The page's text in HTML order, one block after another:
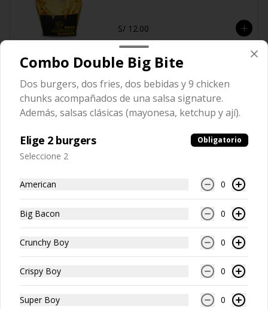
S/ 12.00
Bacon cheese fries
Papas fritas crujientes, smoked bacon,
salsa de queso 2 oz. y salsas
(mayonesa, ketchup y ají).
DRINKS
Coca Cola Original 500ml
Bebida gaseosa
S/ 6.00
Combo Double Big Bite
Dos burgers, dos fries, dos bebidas y 9 chicken
chunks acompañados de una salsa signature.
Además, salsas clásicas (mayonesa, ketchup y ají).
Elige 2 burgers Obligatorio
Seleccione 2
American 0
Big Bacon 0
Crunchy Boy 0
Crispy Boy 0
Super Boy 0